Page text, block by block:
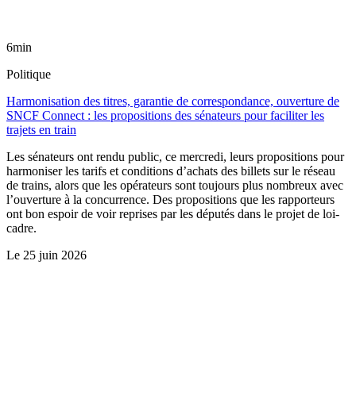
6min
Politique
Harmonisation des titres, garantie de correspondance, ouverture de
SNCF Connect : les propositions des sénateurs pour faciliter les
trajets en train
Les sénateurs ont rendu public, ce mercredi, leurs propositions pour
harmoniser les tarifs et conditions d’achats des billets sur le réseau
de trains, alors que les opérateurs sont toujours plus nombreux avec
l’ouverture à la concurrence. Des propositions que les rapporteurs
ont bon espoir de voir reprises par les députés dans le projet de loi-
cadre.
Le 25 juin 2026